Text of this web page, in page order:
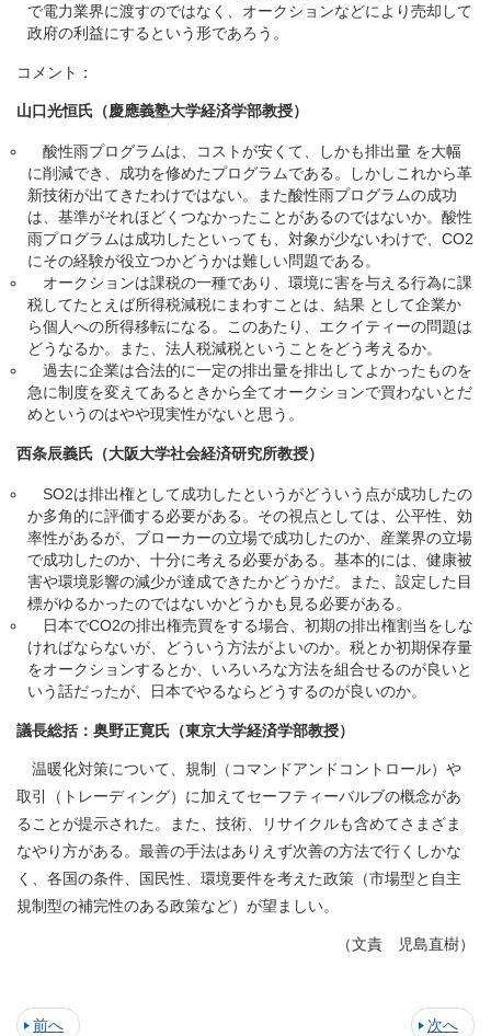
で電力業界に渡すのではなく、オークションなどにより売却して
政府の利益にするという形であろう。
コメント：
山口光恒氏（慶應義塾大学経済学部教授）
酸性雨プログラムは、コストが安くて、しかも排出量 を大幅
に削減でき、成功を修めたプログラムである。しかしこれから革
新技術が出てきたわけではない。また酸性雨プログラムの成功
は、基準がそれほどくつなかったことがあるのではないか。酸性
雨プログラムは成功したといっても、対象が少ないわけで、CO2
にその経験が役立つかどうかは難しい問題である。
オークションは課税の一種であり、環境に害を与える行為に課
税してたとえば所得税減税にまわすことは、結果 として企業か
ら個人への所得移転になる。このあたり、エクイティーの問題は
どうなるか。また、法人税減税ということをどう考えるか。
過去に企業は合法的に一定の排出量を排出してよかったものを
急に制度を変えてあるときから全てオークションで買わないとだ
めというのはやや現実性がないと思う。
西条辰義氏（大阪大学社会経済研究所教授）
SO2は排出権として成功したというがどういう点が成功したの
か多角的に評価する必要がある。その視点としては、公平性、効
率性があるが、ブローカーの立場で成功したのか、産業界の立場
で成功したのか、十分に考える必要がある。基本的には、健康被
害や環境影響の減少が達成できたかどうかだ。また、設定した目
標がゆるかったのではないかどうかも見る必要がある。
日本でCO2の排出権売買をする場合、初期の排出権割当をしな
ければならないが、どういう方法がよいのか。税とか初期保存量
をオークションするとか、いろいろな方法を組合せるのが良いと
いう話だったが、日本でやるならどうするのが良いのか。
議長総括：奥野正寛氏（東京大学経済学部教授）
温暖化対策について、規制（コマンドアンドコントロール）や
取引（トレーディング）に加えてセーフティーバルブの概念があ
ることが提示された。また、技術、リサイクルも含めてさまざま
なやり方がある。最善の手法はありえず次善の方法で行くしかな
く、各国の条件、国民性、環境要件を考えた政策（市場型と自主
規制型の補完性のある政策など）が望ましい。
（文責 児島直樹）
前へ 次へ